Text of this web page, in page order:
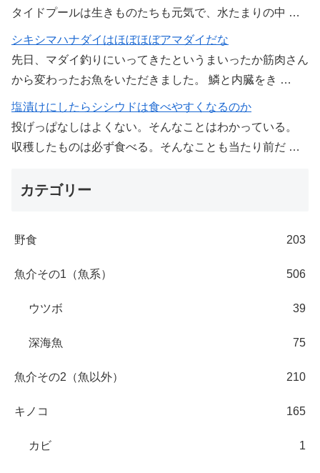
タイドプールは生きものたちも元気で、水たまりの中 …
シキシマハナダイはほぼほぼアマダイだな
先日、マダイ釣りにいってきたというまいったか筋肉さん
から変わったお魚をいただきました。 鱗と内臓をき …
塩漬けにしたらシシウドは食べやすくなるのか
投げっぱなしはよくない。そんなことはわかっている。
収穫したものは必ず食べる。そんなことも当たり前だ …
カテゴリー
野食 203
魚介その1（魚系） 506
ウツボ 39
深海魚 75
魚介その2（魚以外） 210
キノコ 165
カビ 1